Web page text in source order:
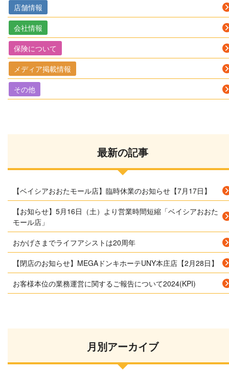
店舗情報
会社情報
保険について
メディア掲載情報
その他
最新の記事
【ベイシアおおたモール店】臨時休業のお知らせ【7月17日】
【お知らせ】5月16日（土）より営業時間短縮「ベイシアおおた
モール店」
おかげさまでライフアシストは20周年
【閉店のお知らせ】MEGAドンキホーテUNY本庄店【2月28日】
お客様本位の業務運営に関するご報告について2024(KPI)
月別アーカイブ